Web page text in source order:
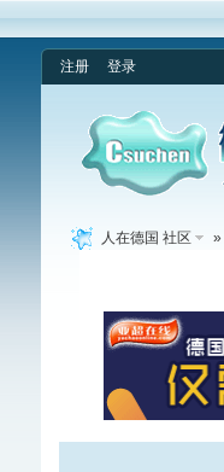
注册 登录
人在德国 社区 »